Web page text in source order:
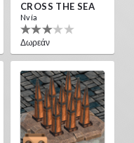
CROSS THE SEA
Nvía
Δωρεάν